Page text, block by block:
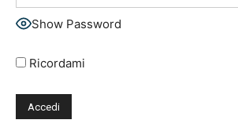
Show Password
Ricordami